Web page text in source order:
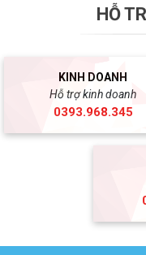
HỖ
KINH DOANH
Hỗ trợ kinh doanh
0393.968.345